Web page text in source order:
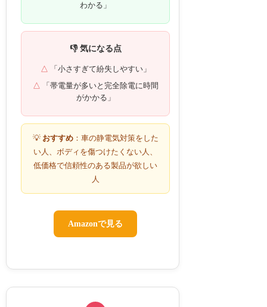
わかる」
👎 気になる点
「小さすぎて紛失しやすい」
「帯電量が多いと完全除電に時間
がかかる」
💡 おすすめ：車の静電気対策をした
い人、ボディを傷つけたくない人、
低価格で信頼性のある製品が欲しい
人
Amazonで見る